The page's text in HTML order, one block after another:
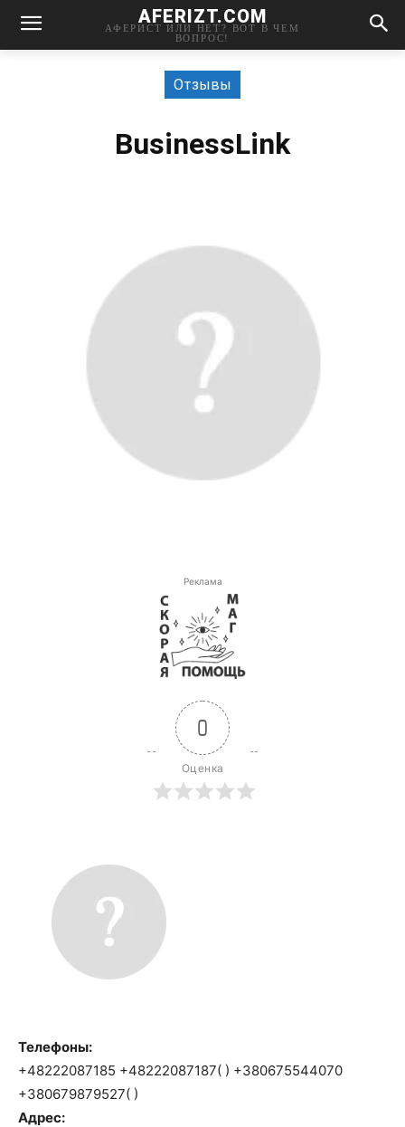
AFERIZT.COM
АФЕРИСТ ИЛИ НЕТ? ВОТ В ЧЕМ
ВОПРОС!
Отзывы
BusinessLink
Реклама
0
Оценка
Телефоны:
+48222087185 +48222087187( ) +380675544070
+380679879527( )
Адрес: